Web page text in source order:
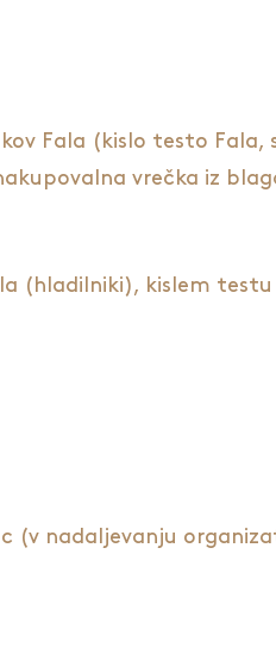
Fala (kislo testo Fala,
vrečka iz
(hladilniki), kislem testu
(v nadaljevanju